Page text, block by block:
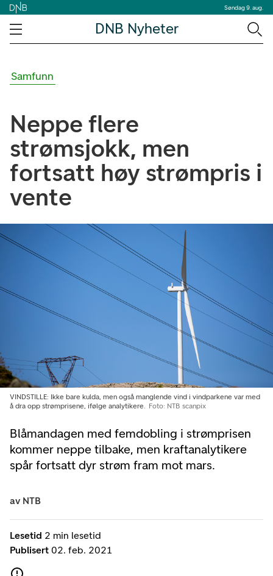
Søndag 9. aug.
DNB Nyheter
Samfunn
Neppe flere
strømsjokk, men
fortsatt høy strømpris i
vente
Blåmandagen med femdobling i strømprisen
kommer neppe tilbake, men kraftanalytikere
spår fortsatt dyr strøm fram mot mars.
VINDSTILLE: Ikke bare kulda, men også manglende vind i vindparkene var med
å dra opp strømprisene, ifølge analytikere.
Foto: NTB scanpix
Lesetid 2 min lesetid
Publisert 02. feb. 2021
av NTB